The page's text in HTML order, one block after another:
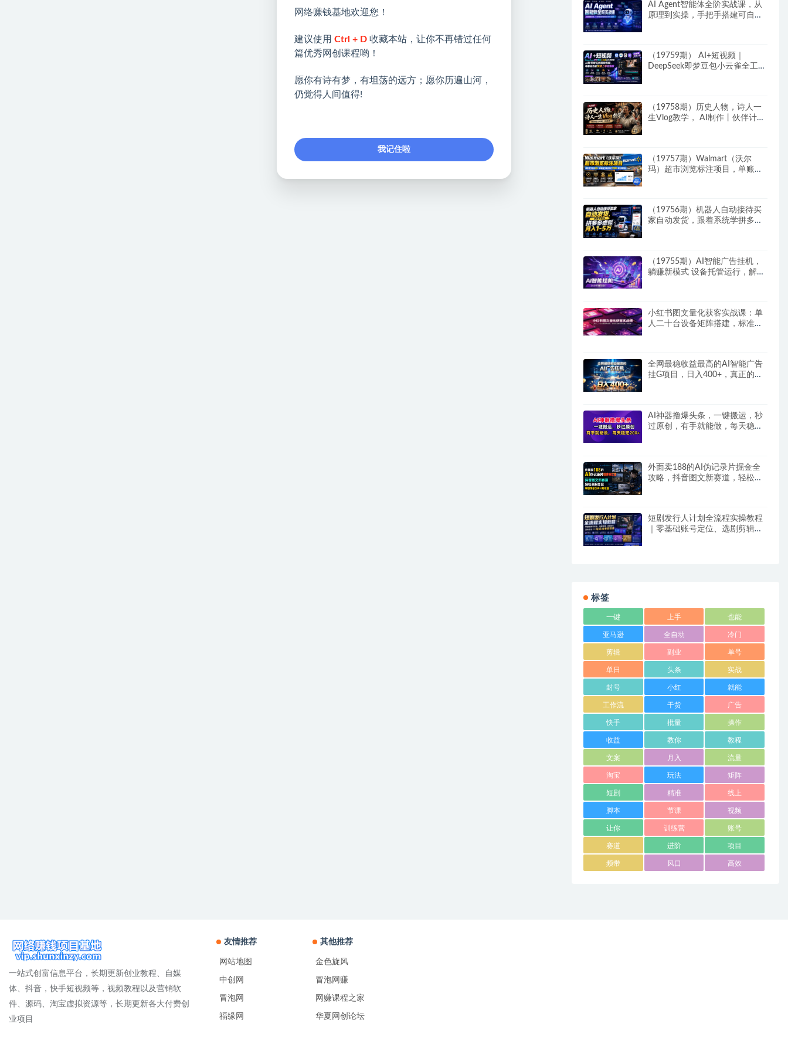
AI Agent智能体全阶实战课，从
原理到实操，手把手搭建可自动
（19759期） AI+短视频｜
DeepSeek即梦豆包小云雀全工具
（19758期）历史人物，诗人一
生Vlog教学， AI制作丨伙伴计划
（19757期）Walmart（沃尔
玛）超市浏览标注项目，单账号
（19756期）机器人自动接待买
家自动发货，跟着系统学拼多多
（19755期）AI智能广告挂机，
躺赚新模式 设备托管运行，解放
小红书图文量化获客实战课：单
人二十台设备矩阵搭建，标准化
全网最稳收益最高的AI智能广告
挂G项目，日入400+，真正的躺
AI神器撸爆头条，一键搬运，秒
过原创，有手就能做，每天稳定
外面卖188的AI伪记录片掘金全
攻略，抖音图文新赛道，轻松涨
短剧发行人计划全流程实操教程
｜零基础账号定位、选剧剪辑、
标签
一键 上手 也能
亚马逊 全自动 冷门
剪辑 副业 单号
单日 头条 实战
封号 小红 就能
工作流 干货 广告
快手 批量 操作
收益 教你 教程
文案 月入 流量
淘宝 玩法 矩阵
短剧 精准 线上
脚本 节课 视频
让你 训练营 账号
赛道 进阶 项目
频带 风口 高效
一站式创富信息平台，长期更新创业教程、自媒
体、抖音，快手短视频等，视频教程以及营销软
件、源码、淘宝虚拟资源等，长期更新各大付费创
业项目
友情推荐
网站地图
中创网
冒泡网
福缘网
其他推荐
金色旋风
冒泡网赚
网赚课程之家
华夏网创论坛
网络赚钱基地欢迎您！
建议使用 Ctrl + D 收藏本站，让你不再错过任何
篇优秀网创课程哟！
愿你有诗有梦，有坦荡的远方；愿你历遍山河，
仍觉得人间值得!
我记住啦